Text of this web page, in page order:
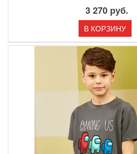
3 270 руб.
В КОРЗИНУ